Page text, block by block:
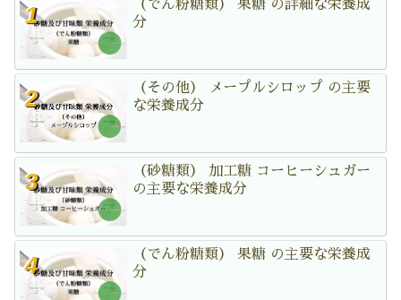
（でん粉糖類） 果糖 の詳細な栄養成
分
（その他） メープルシロップ の主要
な栄養成分
（砂糖類） 加工糖 コーヒーシュガー
の主要な栄養成分
（でん粉糖類） 果糖 の主要な栄養成
分